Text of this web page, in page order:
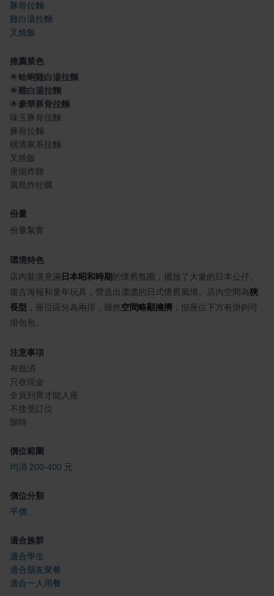
豚骨拉麵
雞白湯拉麵
叉燒飯
推薦菜色
🌟蛤蜊雞白湯拉麵
🌟雞白湯拉麵
🌟豪華豚骨拉麵
味玉豚骨拉麵
豚骨拉麵
橫濱家系拉麵
叉燒飯
唐揚炸雞
廣島炸牡蠣
份量
份量紮實
環境特色
店內裝潢充滿 日本昭和時期的懷舊氛圍，擺放了大量的日本公仔、
復古海報和童年玩具，營造出濃濃的日式懷舊風情。店內空間為狹
長型 ，座位區分為兩排，雖然空間略顯擁擠 ，但座位下方有掛鉤可
掛包包。
注意事項
有低消
只收現金
全員到齊才能入座
不接受訂位
限時
價位範圍
均消 200-400 元
價位分類
平價
適合族群
適合學生
適合朋友聚餐
適合一人用餐